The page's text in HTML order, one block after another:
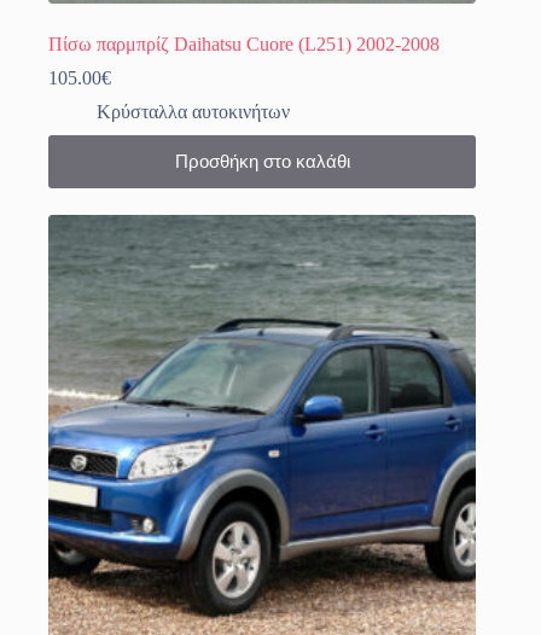
Πίσω παρμπρίζ Daihatsu Cuore (L251) 2002-2008
105.00€
Κρύσταλλα αυτοκινήτων
Προσθήκη στο καλάθι